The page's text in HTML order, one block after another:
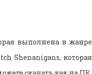
выполнена в жанре
Shenanigans, которая